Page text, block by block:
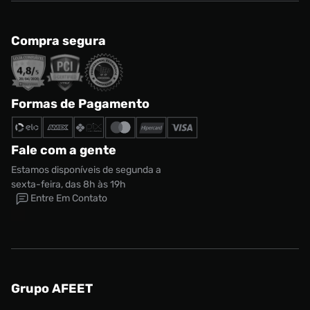
Compra segura
Formas de Pagamento
Fale com a gente
Estamos disponíveis de segunda a
sexta-feira, das 8h às 19h
Entre Em Contato
Grupo AFEET